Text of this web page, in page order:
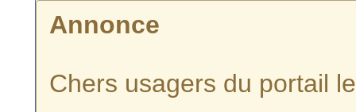
Annonce
Chers usagers du portail